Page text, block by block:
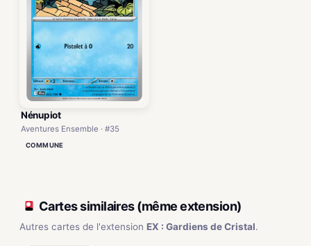
Nénupiot
Aventures Ensemble · #35
COMMUNE
Cartes similaires (même extension)
Autres cartes de l'extension EX : Gardiens de Cristal.